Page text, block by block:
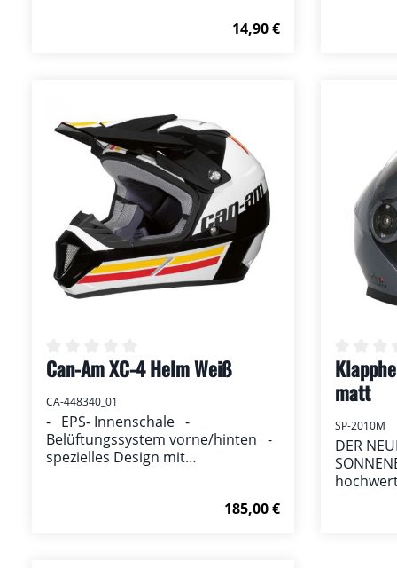
Regulärer Preis:
14,90 €
Durchschnittliche Bewertung von 0 von 5
Can-Am XC-4 Helm Weiß
CA-448340_01
- EPS- Innenschale -
Belüftungssystem vorne/hinten -
spezielles Design mit
herausnehmbares, waschbares,Regulärer Preis:
185,00 €
matt
SP-2010M
DER